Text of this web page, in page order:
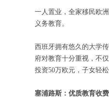
一人置业，全家移民欧
义务教育。
西班牙拥有悠久的大学
府对教育十分重视，不
投资50万欧元，子女轻
塞浦路斯：优质教育收